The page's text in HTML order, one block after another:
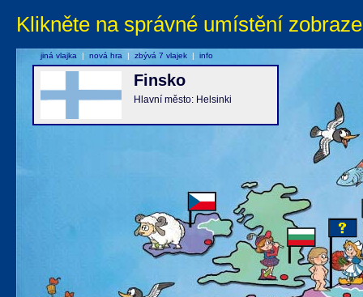
Klikněte na správné umístění
Finsko
Hlavní město: Helsinki
jiná vlajka | nová hra | zbývá 7 vlajek | info